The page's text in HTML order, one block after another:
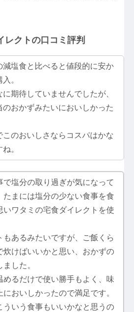
レクトの口コミ評判
減塩食と比べると値段的に安か
。
に期待していませんでしたが、
のおかずみたいにおいしかった
このおいしさならコスパはかな
。
で塩分の取り過ぎが気になって
たまには塩分の少ない食事を食
いワタミの宅食ダイレクトを使
もあるみたいですが、ご飯くら
炊けばいいかと思い、おかずの
した。
めるだけで使い勝手もよく、味
においしかったので満足です。
ういう食事もいいかなと思うの